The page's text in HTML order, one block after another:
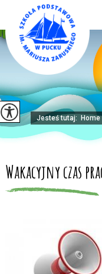
Jesteś tutaj: Home
Wakacyjny czas